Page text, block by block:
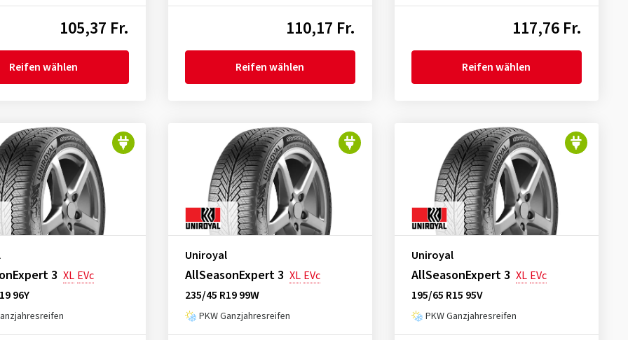
105,37 Fr.
Reifen wählen
110,17 Fr.
Reifen wählen
117,76 Fr.
Reifen wählen
3 XL EVc
96Y
Uniroyal
AllSeasonExpert 3 XL EVc
235/45 R19 99W
PKW Ganzjahresreifen
Uniroyal
AllSeasonExpert 3 XL EVc
195/65 R15 95V
PKW Ganzjahresreifen